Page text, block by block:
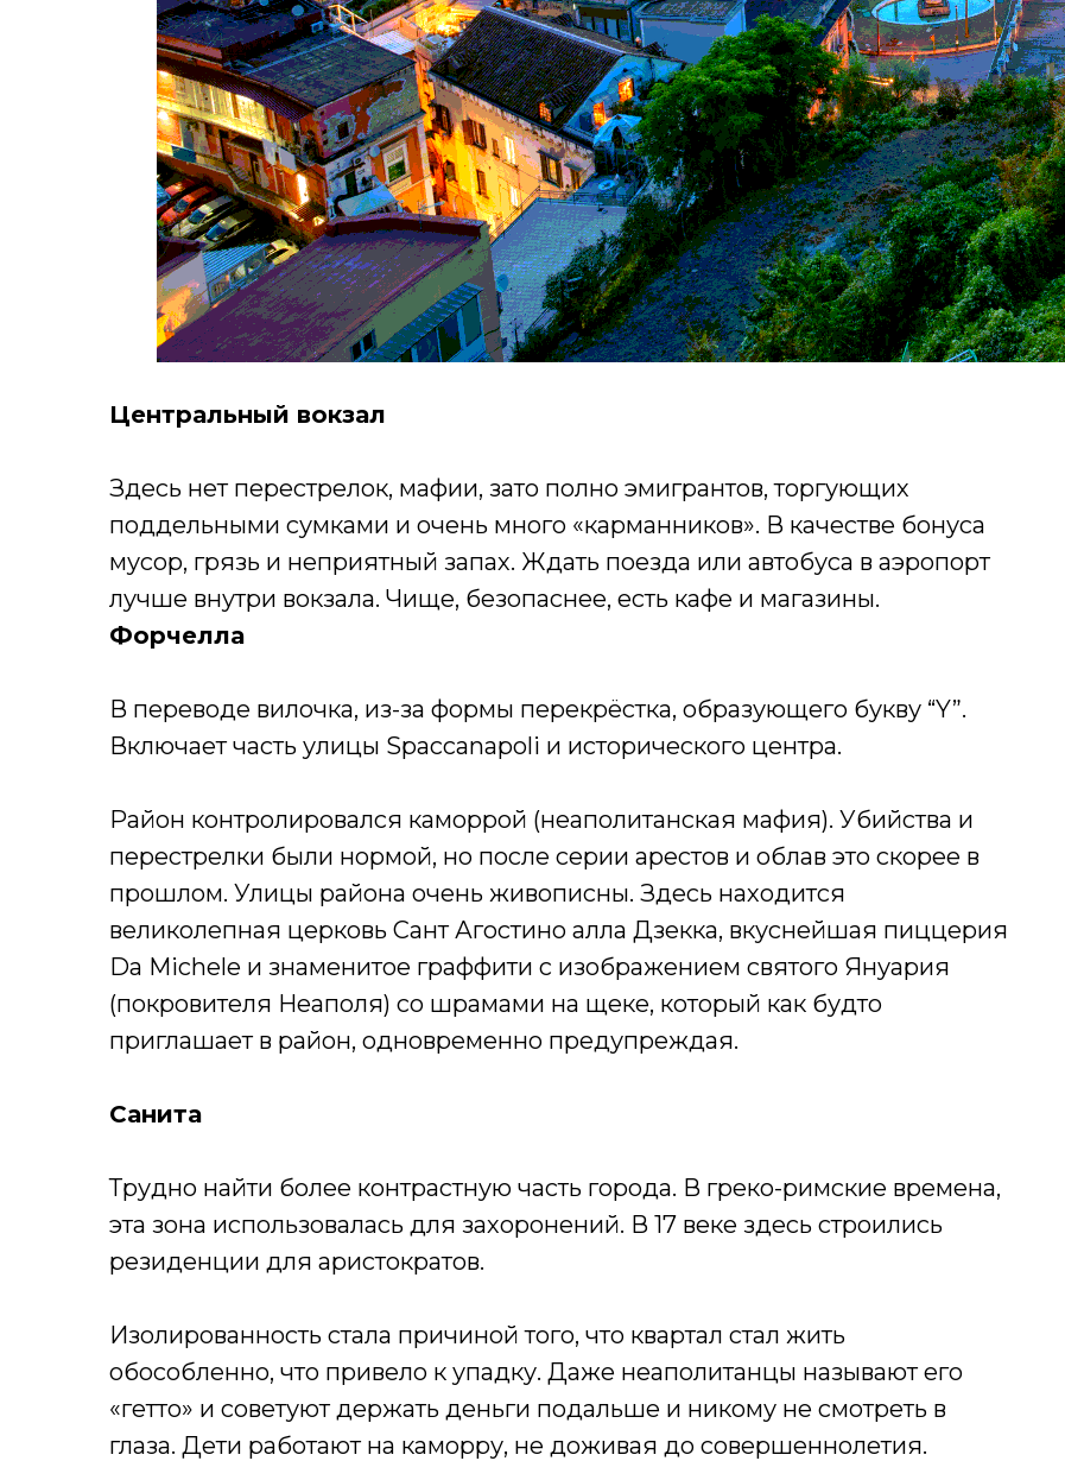
Центральный вокзал
Здесь нет перестрелок, мафии, зато полно эмигрантов, торгующих
поддельными сумками и очень много «карманников». В качестве бонуса
мусор, грязь и неприятный запах. Ждать поезда или автобуса в аэропорт
лучше внутри вокзала. Чище, безопаснее, есть кафе и магазины.
Форчелла
В переводе вилочка, из-за формы перекрёстка, образующего букву “Y”.
Включает часть улицы Spaccanapoli и исторического центра.
Район контролировался каморрой (неаполитанская мафия). Убийства и
перестрелки были нормой, но после серии арестов и облав это скорее в
прошлом. Улицы района очень живописны. Здесь находится
великолепная церковь Сант Агостино алла Дзекка, вкуснейшая пиццерия
Da Michele и знаменитое граффити с изображением святого Януария
(покровителя Неаполя) со шрамами на щеке, который как будто
приглашает в район, одновременно предупреждая.
Санита
Трудно найти более контрастную часть города. В греко-римские времена,
эта зона использовалась для захоронений. В 17 веке здесь строились
резиденции для аристократов.
Изолированность стала причиной того, что квартал стал жить
обособленно, что привело к упадку. Даже неаполитанцы называют его
«гетто» и советуют держать деньги подальше и никому не смотреть в
глаза. Дети работают на каморру, не доживая до совершеннолетия.